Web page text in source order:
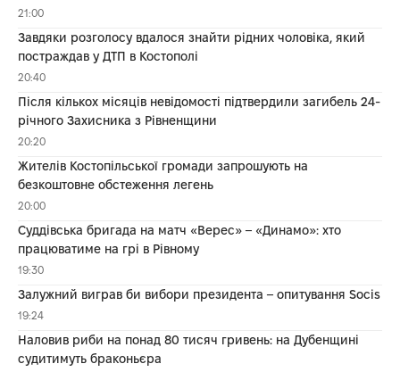
21:00
Завдяки розголосу вдалося знайти рідних чоловіка, який
постраждав у ДТП в Костополі
20:40
Після кількох місяців невідомості підтвердили загибель 24-
річного Захисника з Рівненщини
20:20
Жителів Костопільської громади запрошують на
безкоштовне обстеження легень
20:00
Суддівська бригада на матч «Верес» – «Динамо»: хто
працюватиме на грі в Рівному
19:30
Залужний виграв би вибори президента – опитування Socis
19:24
Наловив риби на понад 80 тисяч гривень: на Дубенщині
судитимуть браконьєра